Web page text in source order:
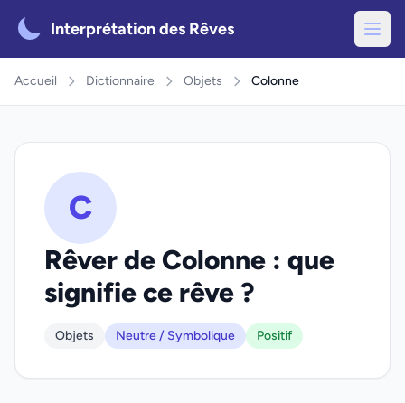
Interprétation des Rêves
Accueil Dictionnaire Objets Colonne
C
Rêver de Colonne : que
signifie ce rêve ?
Objets Neutre / Symbolique Positif